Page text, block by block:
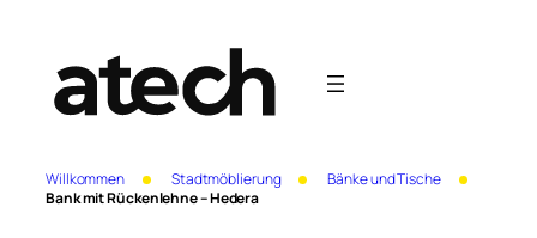
Willkommen Stadtmöblierung
Bänke und Tische
Bank mit Rückenlehne – Hedera